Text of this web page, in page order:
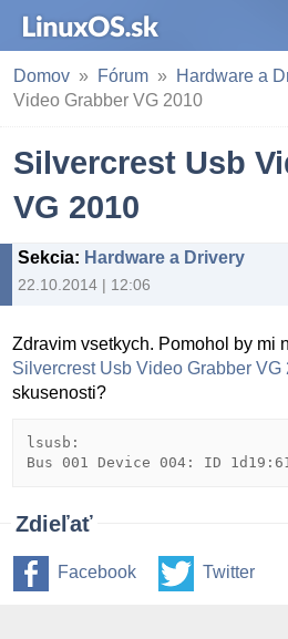
Domov Fórum Hardware a
Video Grabber VG 2010
Silvercrest Usb
VG 2010
Sekcia: Hardware a Drivery
22.10.2014 | 12:06
Zdravim vsetkych. Pomohol by mi
Silvercrest Usb Video Grabber VG
skusenosti?
lsusb:
Zdieľať
Facebook Twitter